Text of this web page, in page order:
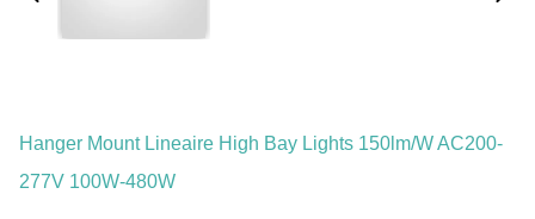
Hanger Mount Lineaire High Bay Lights 150lm/W AC200-
277V 100W-480W